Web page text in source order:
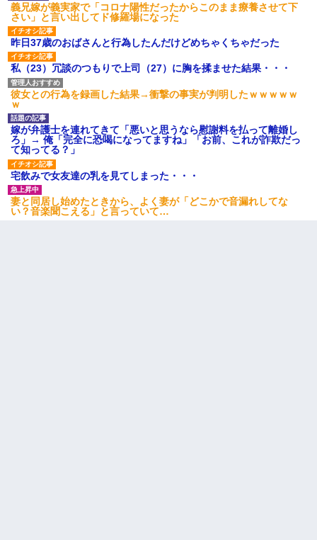
義兄嫁が義実家で「コロナ陽性だったからこのまま療養させて下
さい」と言い出してド修羅場になった
昨日37歳のおばさんと行為したんだけどめちゃくちゃだった
私（23）冗談のつもりで上司（27）に胸を揉ませた結果・・・
彼女との行為を録画した結果→衝撃の事実が判明したｗｗｗｗｗ
ｗ
嫁が弁護士を連れてきて「悪いと思うなら慰謝料を払って離婚し
ろ」→ 俺「完全に恐喝になってますね」「お前、これが詐欺だっ
て知ってる？」
宅飲みで女友達の乳を見てしまった・・・
妻と同居し始めたときから、よく妻が「どこかで音漏れしてな
い？音楽聞こえる」と言っていて…